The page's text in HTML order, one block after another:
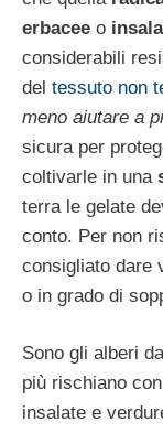
erbacee o
considerabili
del tessuto non
meno aiutare a
sicura per
coltivarle in una
terra le gelate
conto. Per non
consigliato dare
o in grado di
Sono gli alberi
più rischiano
insalate e